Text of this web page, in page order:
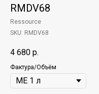
RMDV68
Ressource
SKU: RMDV68
4 680 р.
Фактура/Объём